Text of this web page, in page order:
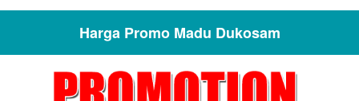
Harga Promo Madu Dukosam